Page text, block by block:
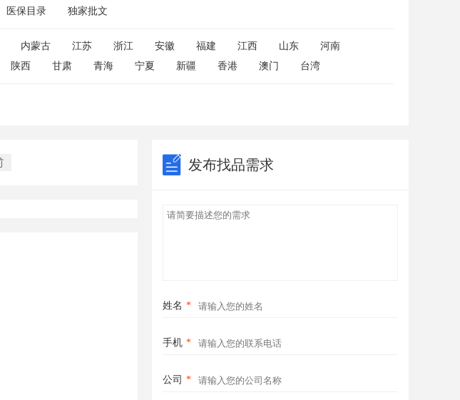
医保目录 独家批文
内蒙古 江苏 浙江 安徽 福建 江西 山东
河南
陕西 甘肃 青海 宁夏 新疆 香港 澳门 台湾
发布找品需求
姓名 *
手机 *
公司 *